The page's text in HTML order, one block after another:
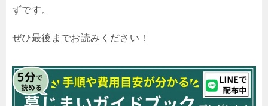
ずです。
ぜひ最後までお読みください！